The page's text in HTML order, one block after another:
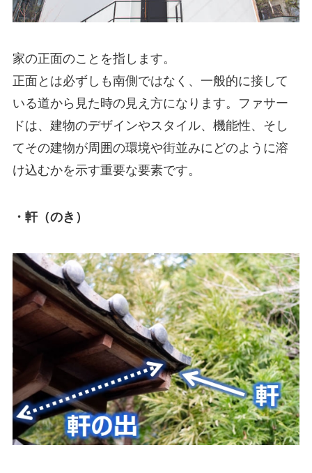
家の正面のことを指します。
正面とは必ずしも南側ではなく、一般的に接して
いる道から見た時の見え方になります。ファサー
ドは、建物のデザインやスタイル、機能性、そし
てその建物が周囲の環境や街並みにどのように溶
け込むかを示す重要な要素です。
・軒（のき）